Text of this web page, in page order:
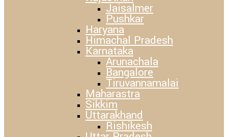
Jaisalmer
Pushkar
Haryana
Himachal Pradesh
Karnataka
Arunachala
Bangalore
Tiruvannamalai
Maharastra
Sikkim
Uttarakhand
Rishikesh